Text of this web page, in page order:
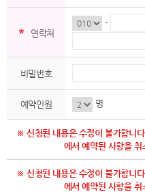
* 연락처
-
비밀번호
예약인원 명
※ 신청된 내용은 수정이 불가합니
에서 예약된 사항을 취
※ 신청된 내용은 수정이 불가합니
에서 예약된 사항을 취